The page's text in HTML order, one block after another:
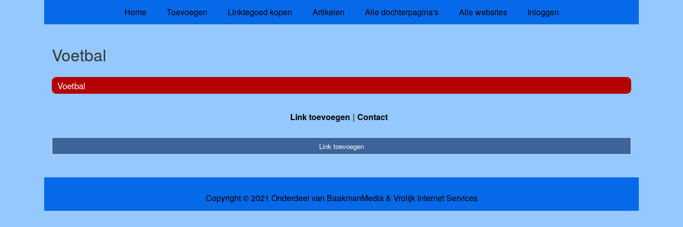
Home Toevoegen Linktegoed kopen Artikelen Alle dochterpagina's Alle websites Inloggen
Voetbal
Voetbal
Link toevoegen Contact
Link toevoegen
Copyright © 2021 Onderdeel van BaakmanMedia& Vrolijk Internet Services